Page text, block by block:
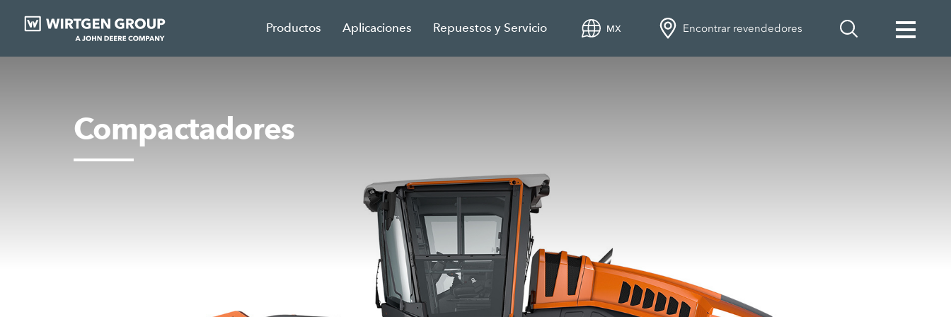
Productos Aplicaciones Repuestos y Servicio MX Encontrar revendedores
Compactadores